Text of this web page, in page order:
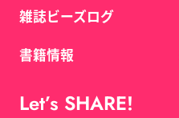
雑誌ビーズログ
書籍情報
Let’s SHARE!